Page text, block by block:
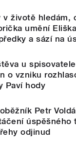
v životě hledám,
umění
a sází na
u
o vzniku
Paví hody
Petr
úspěšného
odjinud